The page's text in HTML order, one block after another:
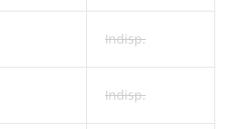
Indisp.
Indisp.